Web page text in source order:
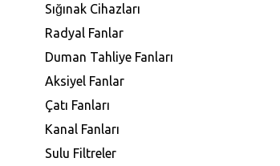
Sığınak Cihazları
Radyal Fanlar
Duman Tahliye Fanları
Aksiyel Fanlar
Çatı Fanları
Kanal Fanları
Sulu Filtreler